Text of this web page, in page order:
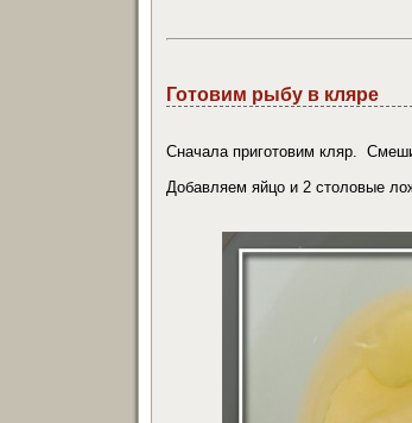
Готовим рыбу в кляре
Сначала приготовим кляр.
Добавляем яйцо и 2 столовые